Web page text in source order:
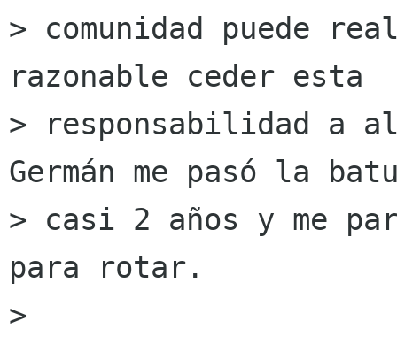
> comunidad puede
razonable ceder esta
> responsabilidad a
Germán me pasó la
> casi 2 años y me
para rotar.
>